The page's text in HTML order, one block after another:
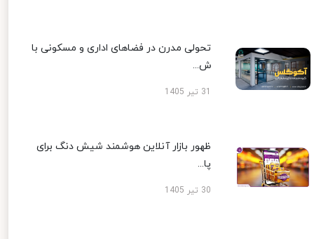
تحولی مدرن در فضاهای اداری و مسکونی با
ش...
ظهور بازار آنلاین هوشمند شیش دنگ برای
پا...
30 تیر 1405